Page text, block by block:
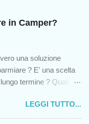
in Camper?
una soluzione
? E' una scelta
termine ? Quali
dei dubbi che colgono -
abbia mai
LEGGI TUTTO...